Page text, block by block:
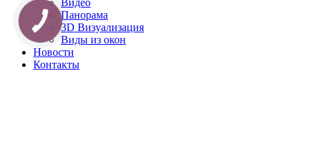
Видео
Панорама
3D Визуализация
Виды из окон
Новости
Контакты